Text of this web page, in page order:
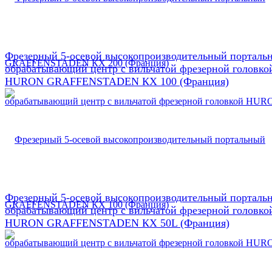
Фрезерный 5-осевой высокопроизводительный
обрабатывающий центр с вильчатой фрезерной
HURON GRAFFENSTADEN КX 100 (Франция)
Фрезерный 5-осевой высокопроизводительный
обрабатывающий центр с вильчатой фрезерной
HURON GRAFFENSTADEN КX 50L (Франция)